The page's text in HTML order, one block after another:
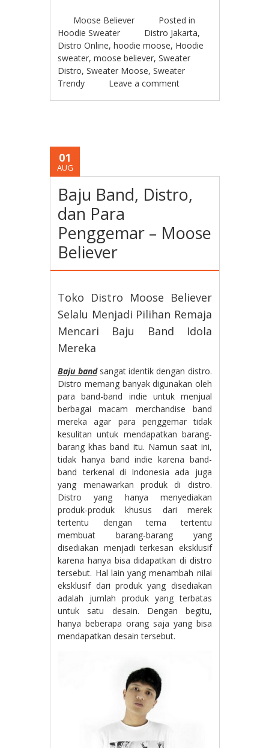
Moose Believer
Posted in
Hoodie Sweater
Distro Jakarta,
Distro Online,hoodie moose, Hoodie
sweater,moose believer,Sweater
Distro,Sweater Moose,Sweater
Trendy
Leave a comment
01
AUG
Baju Band, Distro,
dan Para
Penggemar – Moose
Believer
Toko Distro Moose Believer
Selalu Menjadi Pilihan Remaja
Mencari Baju Band Idola
Mereka
Baju bandsangat identik dengan distro.
Distro memang banyak digunakan oleh
para band-band indie untuk menjual
berbagai macam merchandise band
mereka agar para penggemar tidak
kesulitan untuk mendapatkan barang-
barang khas band itu. Namun saat ini,
tidak hanya band indie karena band-
band terkenal di Indonesia ada juga
yang menawarkan produk di distro.
Distro yang hanya menyediakan
produk-produk khusus dari merek
tertentu dengan tema tertentu
membuat barang-barang yang
disediakan menjadi terkesan eksklusif
karena hanya bisa didapatkan di distro
tersebut. Hal lain yang menambah nilai
eksklusif dari produk yang disediakan
adalah jumlah produk yang terbatas
untuk satu desain. Dengan begitu,
hanya beberapa orang saja yang bisa
mendapatkan desain tersebut.